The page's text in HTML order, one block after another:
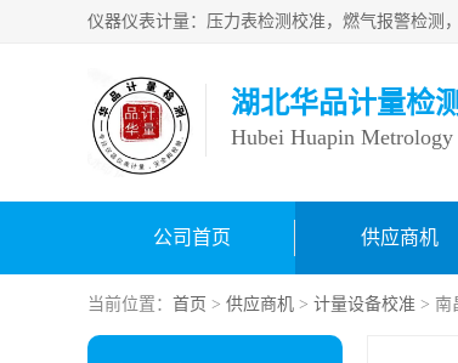
湖北华品计量检
Hubei Huapin
公司首页 供应商机
当前位置： 首页 > 供应商机 > 计量设备校准 > 南